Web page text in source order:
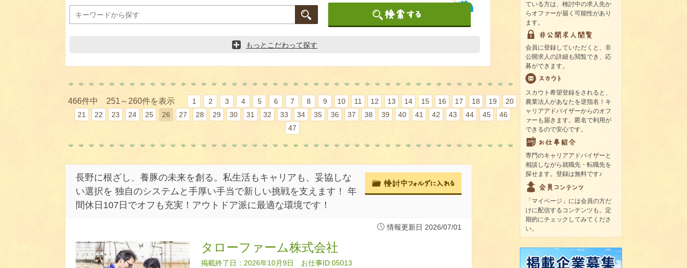
もっとこだわって探す
466件中 251～260件を表示 1 2 3 4 5 6 7 8 9 10 11 12 13 14 15 16 17 18 19
20
21
22 23 24 25 26 27 28 29 30 31 32 33 34 35 36 37 38 39 40 41 42 43 44 45
46
47
長野に根ざし、養豚の未来を創る。私生活もキャリアも、妥協しな
い選択を 独自のシステムと手厚い手当で新しい挑戦を支えます！ 年
間休日107日でオフも充実！アウトドア派に最適な環境です！
情報更新日 2026/07/01
タローファーム株式会社
掲載終了日：2026年10月9日 お仕事ID:05013
ている方は、検討中の求人先か
らオファーが届く可能性があり
ます。
会員に登録していただくと、非
公開求人の詳細も閲覧でき、応
募ができます。
スカウト希望登録をされると、
農業法人があなたを逆指名！キ
ャリアアドバイザーからのオフ
ァーも届きます。匿名で利用が
できるので安心です。
専門のキャリアアドバイザーと
相談しながら就職先・転職先を
探せます。登録は無料です♪
「マイページ」には会員の方だ
けに配信するコンテンツも。定
期的にチェックしてみてくださ
い。